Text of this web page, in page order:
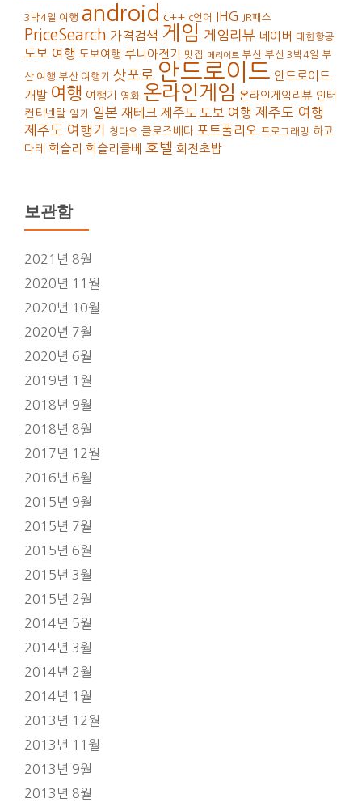
3박4일 여행 android c++ c언어 IHG JR패스
PriceSearch 가격검색 게임 게임리뷰 네이버 대한항공
도보 여행 도보여행 루니아전기 맛집 메리어트 부산 부산 3박4일 부
산 여행 부산 여행기 삿포로 안드로이드 안드로이드
개발 여행 여행기 영화 온라인게임 온라인게임리뷰 인터
컨티넨탈 일기 일본 재테크 제주도 도보 여행 제주도 여행
제주도 여행기
칭다오 클로즈베타 포트폴리오 프로그래밍 하코
다테
헉슬리 헉슬리클베 호텔 회전초밥
보관함
2021년 8월
2020년 11월
2020년 10월
2020년 7월
2020년 6월
2019년 1월
2018년 9월
2018년 8월
2017년 12월
2016년 6월
2015년 9월
2015년 7월
2015년 6월
2015년 3월
2015년 2월
2014년 5월
2014년 3월
2014년 2월
2014년 1월
2013년 12월
2013년 11월
2013년 9월
2013년 8월